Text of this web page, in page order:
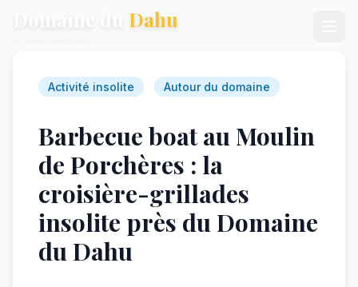
Dahu
Activité insolite Autour du domaine
Barbecue boat au Moulin
de Porchères : la
croisière-grillades
insolite près du Domaine
du Dahu